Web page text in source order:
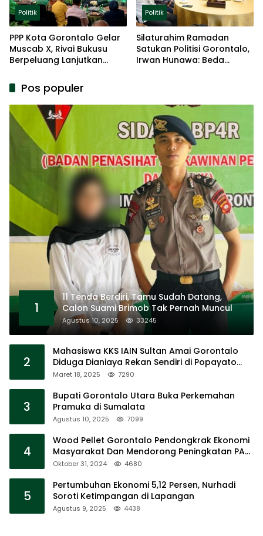
Politik
PPP Kota Gorontalo Gelar
Muscab X, Rivai Bukusu
Berpeluang Lanjutkan
Politik
Silaturahim Ramadan
Satukan Politisi Gorontalo,
Irwan Hunawa: Beda
Pos populer
1
11 Tenda Berdiri, Tamu Sudah Datang,
Calon Suami Brimob Tak Pernah Muncul
Agustus 10, 2025 33245
2
Mahasiswa KKS IAIN Sultan Amai Gorontalo
Diduga Dianiaya Rekan Sendiri di Popayato
Barat
Maret 18, 2025 7290
3
Bupati Gorontalo Utara Buka Perkemahan
Pramuka di Sumalata
Agustus 10, 2025 7099
4
Wood Pellet Gorontalo Pendongkrak Ekonomi
Masyarakat Dan Mendorong Peningkatan PAD
Gorontalo
Oktober 31, 2024 4680
5
Pertumbuhan Ekonomi 5,12 Persen, Nurhadi
Soroti Ketimpangan di Lapangan
Agustus 9, 2025 4438